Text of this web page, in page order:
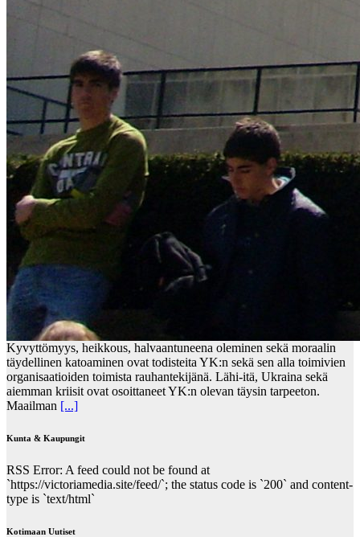
Kyvyttömyys, heikkous, halvaantuneena oleminen sekä moraalin
täydellinen katoaminen ovat todisteita YK:n sekä sen alla toimivien
organisaatioiden toimista rauhantekijänä. Lähi-itä, Ukraina sekä
aiemman kriisit ovat osoittaneet YK:n olevan täysin tarpeeton.
Maailman [...]
Kunta & Kaupungit
RSS Error: A feed could not be found at
`https://victoriamedia.site/feed/`; the status code is `200` and content-
type is `text/html`
Kotimaan Uutiset